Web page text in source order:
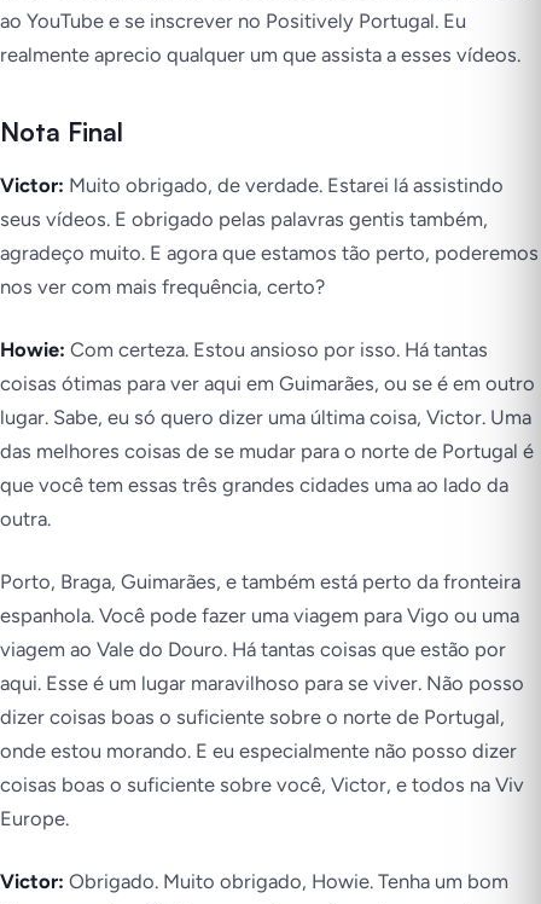
ao YouTube e se inscrever no Positively Portugal. Eu
realmente aprecio qualquer um que assista a esses vídeos.
Nota Final
Victor: Muito obrigado, de verdade. Estarei lá assistindo
seus vídeos. E obrigado pelas palavras gentis também,
agradeço muito. E agora que estamos tão perto, poderemos
nos ver com mais frequência, certo?
Howie: Com certeza. Estou ansioso por isso. Há tantas
coisas ótimas para ver aqui em Guimarães, ou se é em outro
lugar. Sabe, eu só quero dizer uma última coisa, Victor. Uma
das melhores coisas de se mudar para o norte de Portugal é
que você tem essas três grandes cidades uma ao lado da
outra.
Porto, Braga, Guimarães, e também está perto da fronteira
espanhola. Você pode fazer uma viagem para Vigo ou uma
viagem ao Vale do Douro. Há tantas coisas que estão por
aqui. Esse é um lugar maravilhoso para se viver. Não posso
dizer coisas boas o suficiente sobre o norte de Portugal,
onde estou morando. E eu especialmente não posso dizer
coisas boas o suficiente sobre você, Victor, e todos na Viv
Europe.
Victor: Obrigado. Muito obrigado, Howie. Tenha um bom